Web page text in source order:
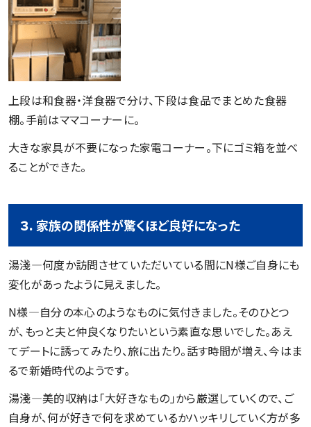
上段は和食器・洋食器で分け、下段は食品でまとめた食器
棚。手前はママコーナーに。
大きな家具が不要になった家電コーナー。下にゴミ箱を並べ
ることができた。
３. 家族の関係性が驚くほど良好になった
湯淺―何度か訪問させていただいている間にN様ご自身にも
変化があったように見えました。
N様―自分の本心のようなものに気付きました。そのひとつ
が、もっと夫と仲良くなりたいという素直な思いでした。あえ
てデートに誘ってみたり、旅に出たり。話す時間が増え、今はま
るで新婚時代のようです。
湯淺―美的収納は「大好きなもの」から厳選していくので、ご
自身が、何が好きで何を求めているかハッキリしていく方が多